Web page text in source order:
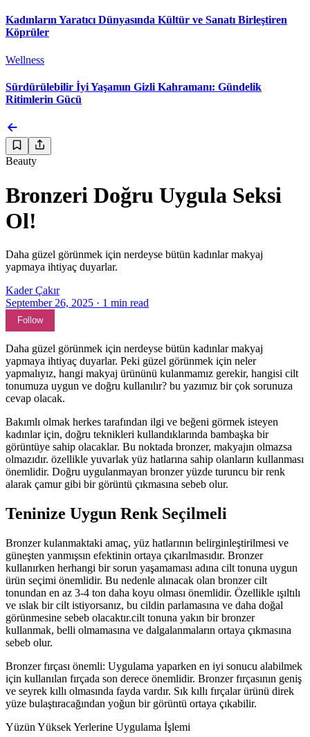
Kadınların Yaratıcı Dünyasında Kültür ve Sanatı Birleştiren
Köprüler
Wellness
Sürdürülebilir İyi Yaşamın Gizli Kahramanı: Gündelik
Ritimlerin Gücü
Beauty
Bronzeri Doğru Uygula Seksi
Ol!
Daha güzel görünmek için nerdeyse bütün kadınlar makyaj
yapmaya ihtiyaç duyarlar.
Kader Çakır
September 26, 2025 · 1 min read
Follow
Daha güzel görünmek için nerdeyse bütün kadınlar makyaj
yapmaya ihtiyaç duyarlar. Peki güzel görünmek için neler
yapmalıyız, hangi makyaj ürününü kulanmamız gerekir, hangisi cilt
tonumuza uygun ve doğru kullanılır? bu yazımız bir çok sorunuza
cevap olacak.
Bakımlı olmak herkes tarafından ilgi ve beğeni görmek isteyen
kadınlar için, doğru teknikleri kullandıklarında bambaşka bir
görüntüye sahip olacaklar. Bu noktada bronzer, makyajın olmazsa
olmazıdır. özellikle yuvarlak yüz hatlarına sahip olanların kullanması
önemlidir. Doğru uygulanmayan bronzer yüzde turuncu bir renk
alarak çamur gibi bir görüntü çıkmasına sebeb olur.
Teninize Uygun Renk Seçilmeli
Bronzer kulanmaktaki amaç, yüz hatlarının belirginleştirilmesi ve
güneşten yanmışsın efektinin ortaya çıkarılmasıdır. Bronzer
kullanırken herhangi bir sorun yaşamaması adına cilt tonuna uygun
ürün seçimi önemlidir. Bu nedenle alınacak olan bronzer cilt
tonundan en az 3-4 ton daha koyu olması önemlidir. Özellikle ışıltılı
ve ıslak bir cilt istiyorsanız, bu cildin parlamasına ve daha doğal
görünmesine sebeb olacaktır.cilt tonuna yakın bir bronzer
kullanmak, belli olmamasına ve dalgalanmaların ortaya çıkmasına
sebeb olur.
Bronzer fırçası önemli: Uygulama yaparken en iyi sonucu alabilmek
için kullanılan fırçada son derece önemlidir. Bronzer fırçasının geniş
ve seyrek kıllı olmasında fayda vardır. Sık kıllı fırçalar ürünü direk
yüze bulaştıracağından yoğun bir görüntü ortaya çıkabilir.
Yüzün Yüksek Yerlerine Uygulama İşlemi